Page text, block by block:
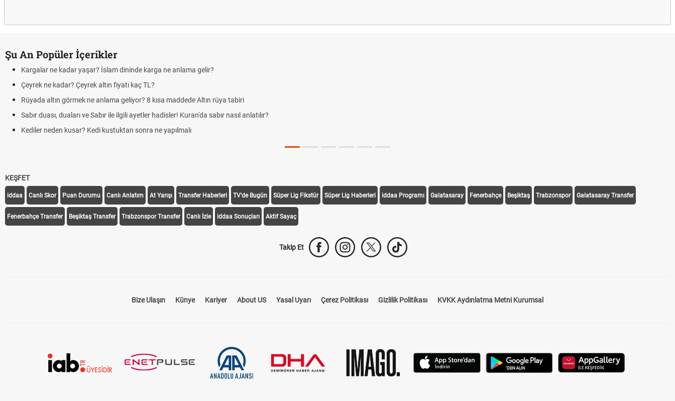
Şu An Popüler İçerikler
Kargalar ne kadar yaşar? İslam dininde karga ne anlama gelir?
Çeyrek ne kadar? Çeyrek altın fiyatı kaç TL?
Rüyada altın görmek ne anlama geliyor? 8 kısa maddede Altın rüya tabiri
Sabır duası, duaları ve Sabır ile ilgili ayetler hadisler! Kuran'da sabır nasıl anlatılır?
Kediler neden kusar? Kedi kustuktan sonra ne yapılmalı
KEŞFET
iddaa Canlı Skor Puan Durumu Canlı Anlatım At Yarışı Transfer Haberleri TV'de Bugün Süper Lig Fikstür Süper Lig Haberleri iddaa Programı Galatasaray Fenerbahçe Beşiktaş Trabzonspor Galatasaray Transfer
Fenerbahçe Transfer Beşiktaş Transfer Trabzonspor Transfer Canlı İzle iddaa Sonuçları Aktif Sayaç
Takip Et
Bize Ulaşın Künye Kariyer About US Yasal Uyarı Çerez Politikası Gizlilik Politikası KVKK Aydınlatma Metni Kurumsal